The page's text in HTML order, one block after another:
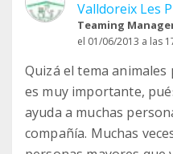
Valldoreix Les
Teaming
el 01/06/2013 a las
Quizá el tema
es muy importante,
ayuda a muchas
compañía. Muchas